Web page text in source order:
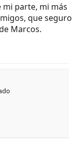
mi parte, mi más
que seguro
Marcos.